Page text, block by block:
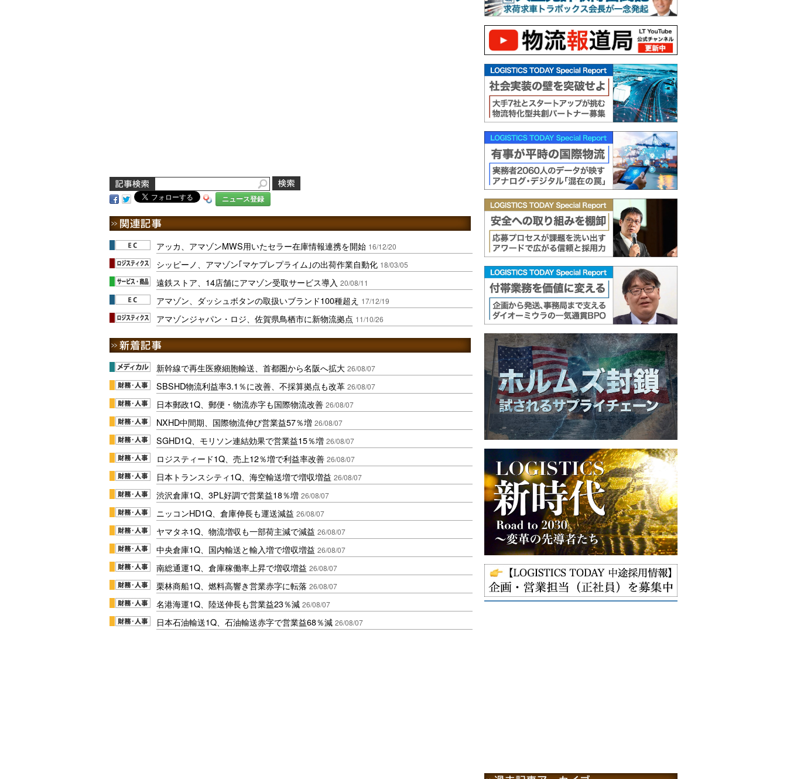
ニュース登録
アッカ、アマゾンMWS用いたセラー在庫情報連携を開始 16/12/20
シッピーノ、アマゾン｢マケプレプライム｣の出荷作業自動化 18/03/05
遠鉄ストア、14店舗にアマゾン受取サービス導入 20/08/11
アマゾン、ダッシュボタンの取扱いブランド100種超え 17/12/19
アマゾンジャパン・ロジ、佐賀県鳥栖市に新物流拠点 11/10/26
新幹線で再生医療細胞輸送、首都圏から名阪へ拡大 26/08/07
SBSHD物流利益率3.1％に改善、不採算拠点も改革 26/08/07
日本郵政1Q、郵便・物流赤字も国際物流改善 26/08/07
NXHD中間期、国際物流伸び営業益57％増 26/08/07
SGHD1Q、モリソン連結効果で営業益15％増 26/08/07
ロジスティード1Q、売上12％増で利益率改善 26/08/07
日本トランスシティ1Q、海空輸送増で増収増益 26/08/07
渋沢倉庫1Q、3PL好調で営業益18％増 26/08/07
ニッコンHD1Q、倉庫伸長も運送減益 26/08/07
ヤマタネ1Q、物流増収も一部荷主減で減益 26/08/07
中央倉庫1Q、国内輸送と輸入増で増収増益 26/08/07
南総通運1Q、倉庫稼働率上昇で増収増益 26/08/07
栗林商船1Q、燃料高響き営業赤字に転落 26/08/07
名港海運1Q、陸送伸長も営業益23％減 26/08/07
日本石油輸送1Q、石油輸送赤字で営業益68％減 26/08/07